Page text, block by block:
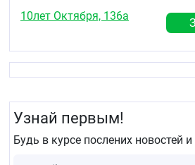
10лет Октября, 136а
Узнай первым!
Будь в курсе послених новостей